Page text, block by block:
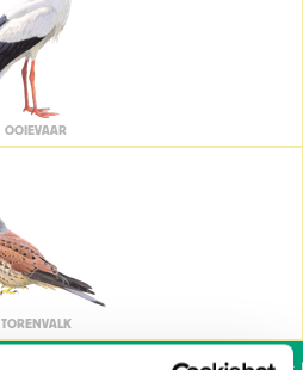
OOIEVAAR
TORENVALK